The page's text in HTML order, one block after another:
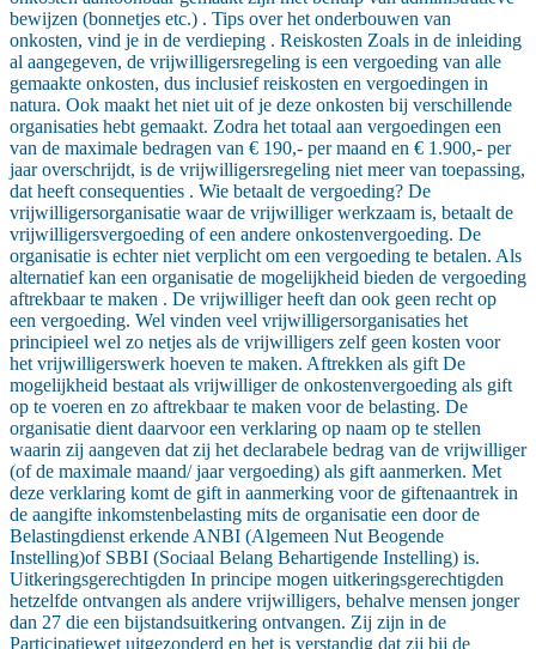
bewijzen (bonnetjes etc.) . Tips over het onderbouwen van
onkosten, vind je in de verdieping . Reiskosten Zoals in de inleiding
al aangegeven, de vrijwilligersregeling is een vergoeding van alle
gemaakte onkosten, dus inclusief reiskosten en vergoedingen in
natura. Ook maakt het niet uit of je deze onkosten bij verschillende
organisaties hebt gemaakt. Zodra het totaal aan vergoedingen een
van de maximale bedragen van € 190,- per maand en € 1.900,- per
jaar overschrijdt, is de vrijwilligersregeling niet meer van toepassing,
dat heeft consequenties . Wie betaalt de vergoeding? De
vrijwilligersorganisatie waar de vrijwilliger werkzaam is, betaalt de
vrijwilligersvergoeding of een andere onkostenvergoeding. De
organisatie is echter niet verplicht om een vergoeding te betalen. Als
alternatief kan een organisatie de mogelijkheid bieden de vergoeding
aftrekbaar te maken . De vrijwilliger heeft dan ook geen recht op
een vergoeding. Wel vinden veel vrijwilligersorganisaties het
principieel wel zo netjes als de vrijwilligers zelf geen kosten voor
het vrijwilligerswerk hoeven te maken. Aftrekken als gift De
mogelijkheid bestaat als vrijwilliger de onkostenvergoeding als gift
op te voeren en zo aftrekbaar te maken voor de belasting. De
organisatie dient daarvoor een verklaring op naam op te stellen
waarin zij aangeven dat zij het declarabele bedrag van de vrijwilliger
(of de maximale maand/ jaar vergoeding) als gift aanmerken. Met
deze verklaring komt de gift in aanmerking voor de giftenaantrek in
de aangifte inkomstenbelasting mits de organisatie een door de
Belastingdienst erkende ANBI (Algemeen Nut Beogende
Instelling)of SBBI (Sociaal Belang Behartigende Instelling) is.
Uitkeringsgerechtigden In principe mogen uitkeringsgerechtigden
hetzelfde ontvangen als andere vrijwilligers, behalve mensen jonger
dan 27 die een bijstandsuitkering ontvangen. Zij zijn in de
Participatiewet uitgezonderd en het is verstandig dat zij bij de